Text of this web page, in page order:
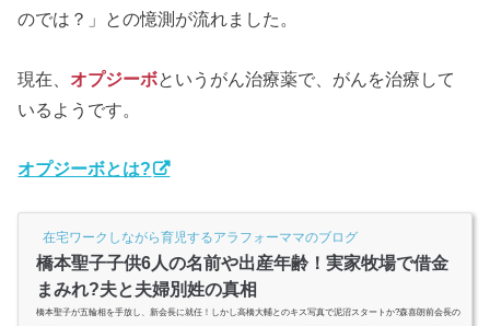
のでは？」との憶測が流れました。
現在、 オプジーボというがん治療薬で、がんを治療して
いるようです。
オプジーボとは?
在宅ワークしながら育児するアラフォーママのブログ
橋本聖子子供6人の名前や出産年齢！実家牧場で借金
まみれ?夫と夫婦別姓の真相
橋本聖子が五輪相を手放し、新会長に就任！しかし高橋大輔とのキス写真で泥沼スタートか?森喜朗前会長の